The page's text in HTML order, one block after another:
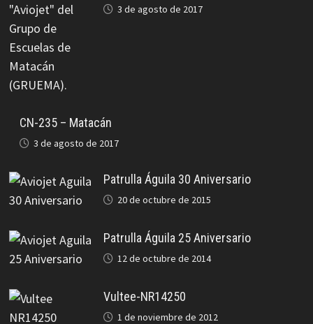
3 de agosto de 2017
CN-235 – Matacán
3 de agosto de 2017
Patrulla Águila 30 Aniversario
20 de octubre de 2015
Patrulla Águila 25 Aniversario
12 de octubre de 2014
Vultee-NR14250
1 de noviembre de 2012